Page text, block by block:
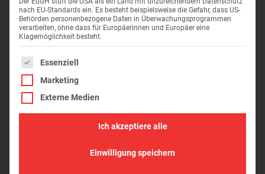
Wohnung 10
nach EU-Standards ein. Es besteht beispielsweise die Gefahr, dass US-
Behörden personenbezogene Daten in Überwachungsprogrammen
verarbeiten, ohne dass für Europäerinnen und Europäer eine
Klagemöglichkeit besteht.
Es folgt eine Liste der Service-Gruppen, für die eine
Essenziell
Marketing
Externe Medien
Ich akzeptiere alle
Einwilligung speichern